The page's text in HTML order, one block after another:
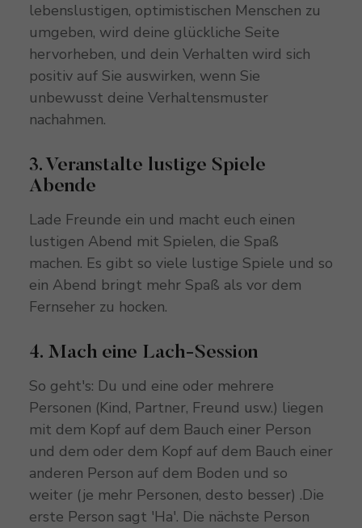
lebenslustigen, optimistischen Menschen zu
umgeben, wird deine glückliche Seite
hervorheben, und dein Verhalten wird sich
positiv auf Sie auswirken, wenn Sie
unbewusst deine Verhaltensmuster
nachahmen.
3. Veranstalte lustige Spiele
Abende
Lade Freunde ein und macht euch einen
lustigen Abend mit Spielen, die Spaß
machen. Es gibt so viele lustige Spiele und so
ein Abend bringt mehr Spaß als vor dem
Fernseher zu hocken.
4. Mach eine Lach-Session
So geht's: Du und eine oder mehrere
Personen (Kind, Partner, Freund usw.) liegen
mit dem Kopf auf dem Bauch einer Person
und dem oder dem Kopf auf dem Bauch einer
anderen Person auf dem Boden und so
weiter (je mehr Personen, desto besser) .Die
erste Person sagt 'Ha'. Die nächste Person